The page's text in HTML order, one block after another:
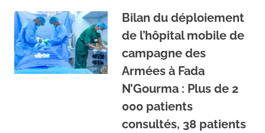
Bilan du déploiement
de l’hôpital mobile de
campagne des
Armées à Fada
N’Gourma : Plus de 2
000 patients
consultés, 38 patients